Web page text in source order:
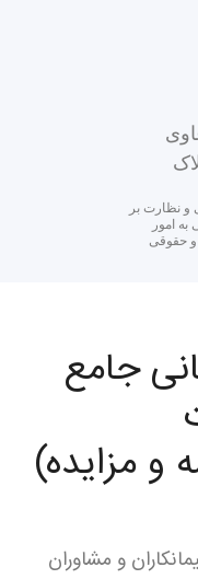
و نظارت بر
امور
و حقوقی
جامع
و مزایده)
و مشاوران